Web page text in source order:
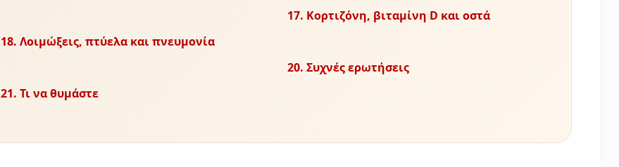
17. Κορτιζόνη, βιταμίνη D και οστά
18. Λοιμώξεις, πτύελα και πνευμονία
20. Συχνές ερωτήσεις
21. Τι να θυμάστε